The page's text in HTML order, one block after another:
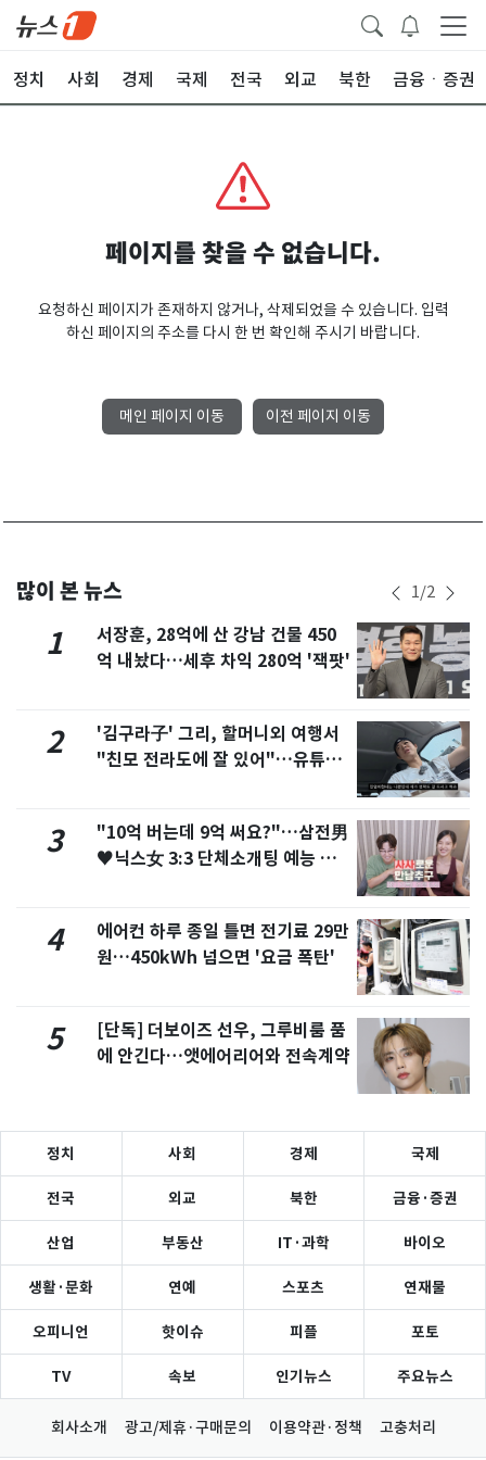
정치 사회 경제 국제 전국 외교 북한 금융ㆍ증권
페이지를 찾을 수 없습니다.
요청하신 페이지가 존재하지 않거나, 삭제되었을 수 있습니다. 입력
하신 페이지의 주소를 다시 한 번 확인해 주시기 바랍니다.
메인 페이지 이동 이전 페이지 이동
많이 본 뉴스 1/2
1
서장훈, 28억에 산 강남 건물 450
억 내놨다…세후 차익 280억 '잭팟'
2
'김구라子' 그리, 할머니외 여행서
"친모 전라도에 잘 있어"…유튜브
3
"10억 버는데 9억 써요?"…삼전男
♥닉스女 3:3 단체소개팅 예능 화
4
에어컨 하루 종일 틀면 전기료 29만
원…450kWh 넘으면 '요금 폭탄'
5
[단독] 더보이즈 선우, 그루비룸 품
에 안긴다…앳에어리어와 전속계약
정치 사회 경제 국제
전국 외교 북한 금융·증권
산업 부동산 IT·과학 바이오
생활·문화 연예 스포츠 연재물
오피니언 핫이슈 피플 포토
TV 속보 인기뉴스 주요뉴스
회사소개 광고/제휴·구매문의 이용약관·정책 고충처리